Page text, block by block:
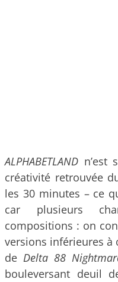
ALPHABETLAND n’est
créativité retrouvée
les 30 minutes – ce
car plusieurs
compositions : on
versions inférieures à
de Delta 88
bouleversant deuil